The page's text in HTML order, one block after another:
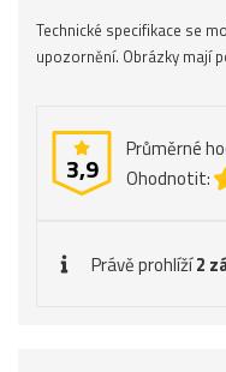
Technické specifikace se
upozornění. Obrázky mají
3,9
Průměrné
Ohodnotit:
Právě prohlíží2